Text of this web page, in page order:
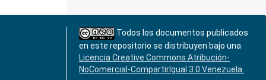
Todos los documentos publicados
en este repositorio se distribuyen bajo una
Licencia Creative Commons Atribución-
NoComercial-CompartirIgual 3.0 Venezuela